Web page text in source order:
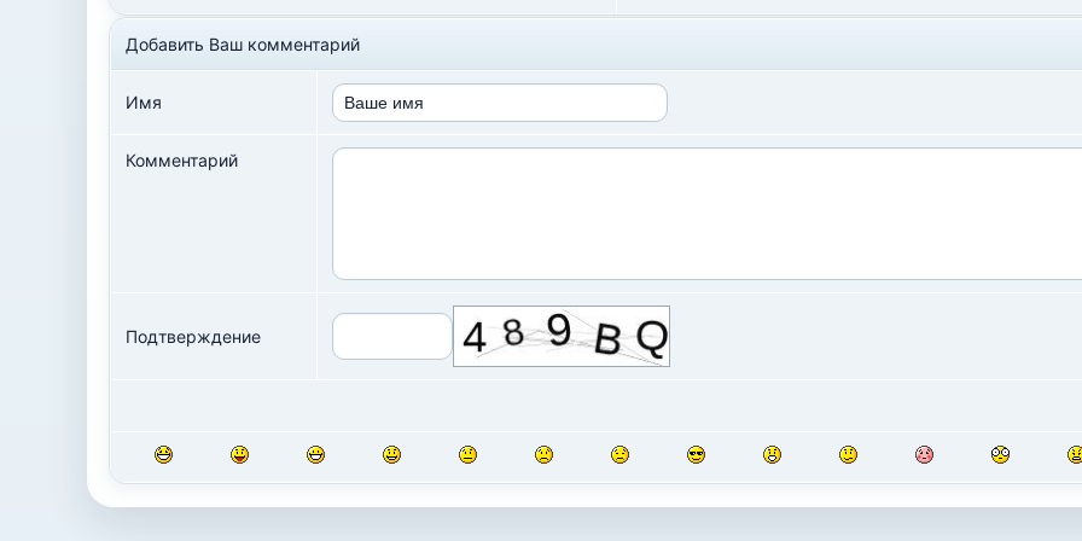
Добавить Ваш комментарий
Имя
Комментарий
Подтверждение